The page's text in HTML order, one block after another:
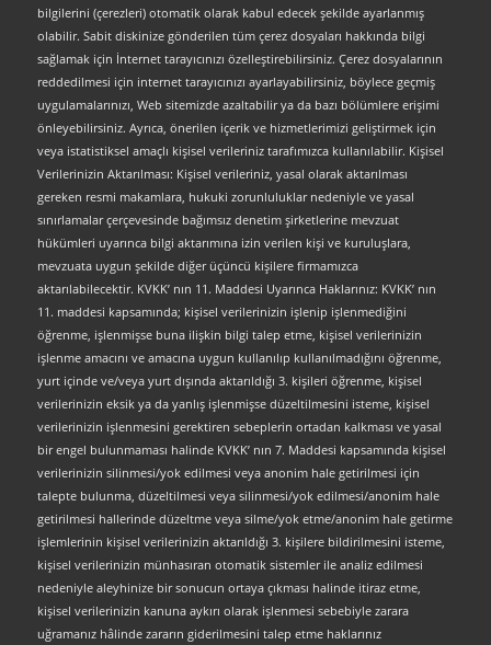
bilgilerini (çerezleri) otomatik olarak kabul edecek şekilde ayarlanmış
olabilir. Sabit diskinize gönderilen tüm çerez dosyaları hakkında bilgi
sağlamak için İnternet tarayıcınızı özelleştirebilirsiniz. Çerez dosyalarının
reddedilmesi için internet tarayıcınızı ayarlayabilirsiniz, böylece geçmiş
uygulamalarınızı, Web sitemizde azaltabilir ya da bazı bölümlere erişimi
önleyebilirsiniz. Ayrıca, önerilen içerik ve hizmetlerimizi geliştirmek için
veya istatistiksel amaçlı kişisel verileriniz tarafımızca kullanılabilir. Kişisel
Verilerinizin Aktarılması: Kişisel verileriniz, yasal olarak aktarılması
gereken resmi makamlara, hukuki zorunluluklar nedeniyle ve yasal
sınırlamalar çerçevesinde bağımsız denetim şirketlerine mevzuat
hükümleri uyarınca bilgi aktarımına izin verilen kişi ve kuruluşlara,
mevzuata uygun şekilde diğer üçüncü kişilere firmamızca
aktarılabilecektir. KVKK’ nın 11. Maddesi Uyarınca Haklarınız: KVKK’ nın
11. maddesi kapsamında; kişisel verilerinizin işlenip işlenmediğini
öğrenme, işlenmişse buna ilişkin bilgi talep etme, kişisel verilerinizin
işlenme amacını ve amacına uygun kullanılıp kullanılmadığını öğrenme,
yurt içinde ve/veya yurt dışında aktarıldığı 3. kişileri öğrenme, kişisel
verilerinizin eksik ya da yanlış işlenmişse düzeltilmesini isteme, kişisel
verilerinizin işlenmesini gerektiren sebeplerin ortadan kalkması ve yasal
bir engel bulunmaması halinde KVKK’ nın 7. Maddesi kapsamında kişisel
verilerinizin silinmesi/yok edilmesi veya anonim hale getirilmesi için
talepte bulunma, düzeltilmesi veya silinmesi/yok edilmesi/anonim hale
getirilmesi hallerinde düzeltme veya silme/yok etme/anonim hale getirme
işlemlerinin kişisel verilerinizin aktarıldığı 3. kişilere bildirilmesini isteme,
kişisel verilerinizin münhasıran otomatik sistemler ile analiz edilmesi
nedeniyle aleyhinize bir sonucun ortaya çıkması halinde itiraz etme,
kişisel verilerinizin kanuna aykırı olarak işlenmesi sebebiyle zarara
uğramanız hâlinde zararın giderilmesini talep etme haklarınız